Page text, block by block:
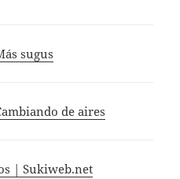
sugus
de aires
| Sukiweb.net